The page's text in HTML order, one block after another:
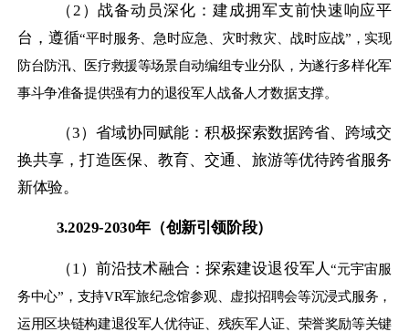
（2）战备动员深化：建成拥军支前快速响应平
台，遵循“平时服务、急时应急、灾时救灾、战时应战”，实现
防台防汛、医疗救援等场景自动编组专业分队，为遂行多样化军
事斗争准备提供强有力的退役军人战备人才数据支撑。
（3） 省域协同赋能：积极探索数据跨省、跨域交
换共享，打造医保、教育、交通、旅游等优待跨省服务
新体验。
3.2029-2030年 （创新引领阶段）
（1）前沿技术融合：探索建设退役军人 “元宇宙服
务中心”，支持VR军旅纪念馆参观、虚拟招聘会等沉浸式服务，
运用区块链构建退役军人优待证、残疾军人证、荣誉奖励等关键